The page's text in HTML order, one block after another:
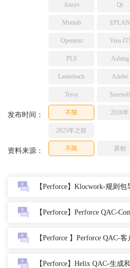
Ansys Qt
Minitab EPLAN
Opentext Visu-IT!
PLS Ashing
Lauterbach Adobe
Tessy Suresoft
发布时间： 不限 2026年
2025年之前
资料来源： 不限 原创
【Perforce】Klocwork-规则包
【Perforce】Perforce QAC-
【Perforce 】Perforce QAC-
【Perforce】Helix QAC-生成